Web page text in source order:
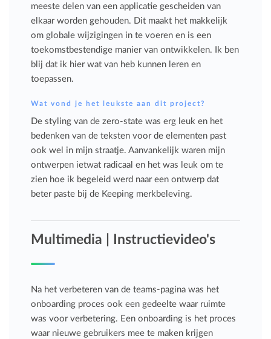
meeste delen van een applicatie gescheiden van
elkaar worden gehouden. Dit maakt het makkelijk
om globale wijzigingen in te voeren en is een
toekomstbestendige manier van ontwikkelen. Ik ben
blij dat ik hier wat van heb kunnen leren en
toepassen.
Wat vond je het leukste aan dit project?
De styling van de zero-state was erg leuk en het
bedenken van de teksten voor de elementen past
ook wel in mijn straatje. Aanvankelijk waren mijn
ontwerpen ietwat radicaal en het was leuk om te
zien hoe ik begeleid werd naar een ontwerp dat
beter paste bij de Keeping merkbeleving.
Multimedia | Instructievideo's
Na het verbeteren van de teams-pagina was het
onboarding proces ook een gedeelte waar ruimte
was voor verbetering. Een onboarding is het proces
waar nieuwe gebruikers mee te maken krijgen